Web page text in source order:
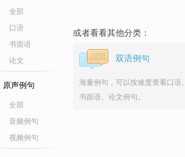
全部
口语
书面语
论文
原声例句
全部
音频例句
视频例句
或者看看其他分类：
双语例句
海量例句，可以按难度查看口语、
书面语、论文例句。